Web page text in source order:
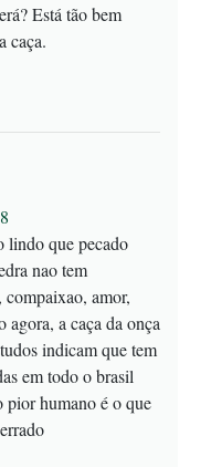
Está tão bem
caça.
lindo que pecado
nao tem
compaixao, amor,
agora, a caça da onça
indicam que tem
em todo o brasil
pior humano é o que